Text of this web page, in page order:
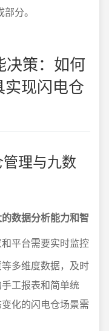
分。
决策：如何
现闪电仓
理与九数
数据分析能力和智
平台需要实时监控
多维度数据，及时
工报表和简单统
化的闪电仓场景需